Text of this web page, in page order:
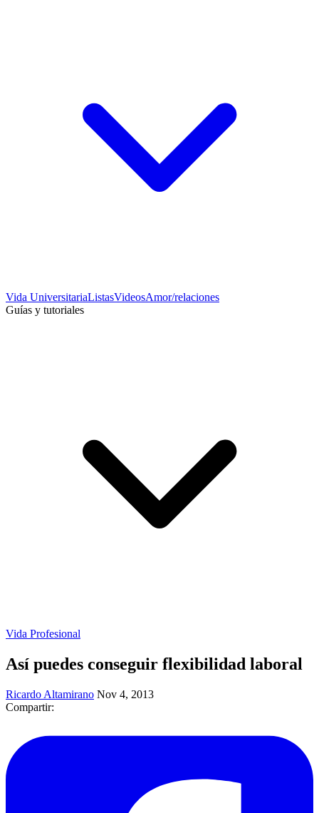
Vida UniversitariaListasVideosAmor/relaciones
Guías y tutoriales
Vida Profesional
Así puedes conseguir flexibilidad laboral
Ricardo Altamirano Nov 4, 2013
Compartir: